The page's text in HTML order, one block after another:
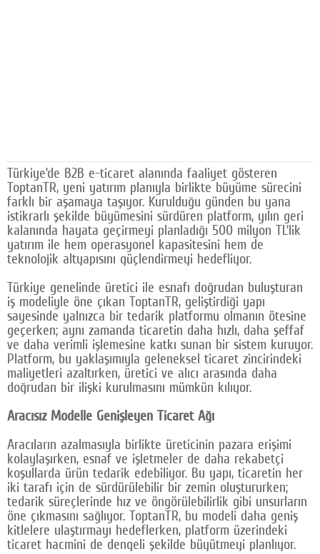
Google Plus
© 2026 TÜM HAKLARI SAKLIDIR
Türkiye’de B2B e-ticaret alanında faaliyet gösteren
ToptanTR, yeni yatırım planıyla birlikte büyüme sürecini
farklı bir aşamaya taşıyor. Kurulduğu günden bu yana
istikrarlı şekilde büyümesini sürdüren platform, yılın geri
kalanında hayata geçirmeyi planladığı 500 milyon TL’lik
yatırım ile hem operasyonel kapasitesini hem de
teknolojik altyapısını güçlendirmeyi hedefliyor.
Türkiye genelinde üretici ile esnafı doğrudan buluşturan
iş modeliyle öne çıkan ToptanTR, geliştirdiği yapı
sayesinde yalnızca bir tedarik platformu olmanın ötesine
geçerken; aynı zamanda ticaretin daha hızlı, daha şeffaf
ve daha verimli işlemesine katkı sunan bir sistem kuruyor.
Platform, bu yaklaşımıyla geleneksel ticaret zincirindeki
maliyetleri azaltırken, üretici ve alıcı arasında daha
doğrudan bir ilişki kurulmasını mümkün kılıyor.
Aracısız Modelle Genişleyen Ticaret Ağı
Aracıların azalmasıyla birlikte üreticinin pazara erişimi
kolaylaşırken, esnaf ve işletmeler de daha rekabetçi
koşullarda ürün tedarik edebiliyor. Bu yapı, ticaretin her
iki tarafı için de sürdürülebilir bir zemin oluştururken;
tedarik süreçlerinde hız ve öngörülebilirlik gibi unsurların
öne çıkmasını sağlıyor. ToptanTR, bu modeli daha geniş
kitlelere ulaştırmayı hedeflerken, platform üzerindeki
ticaret hacmini de dengeli şekilde büyütmeyi planlıyor.